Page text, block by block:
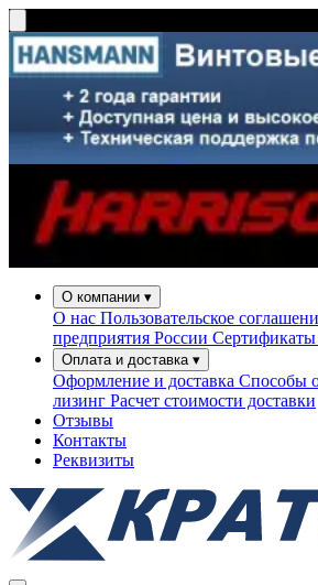
О компании ▾
О нас Пользовательское
предприятия России Сертификаты
Оплата и доставка ▾
Оформление и доставка Способы
лизинг Расчет стоимости доставки
Отзывы
Контакты
Реквизиты